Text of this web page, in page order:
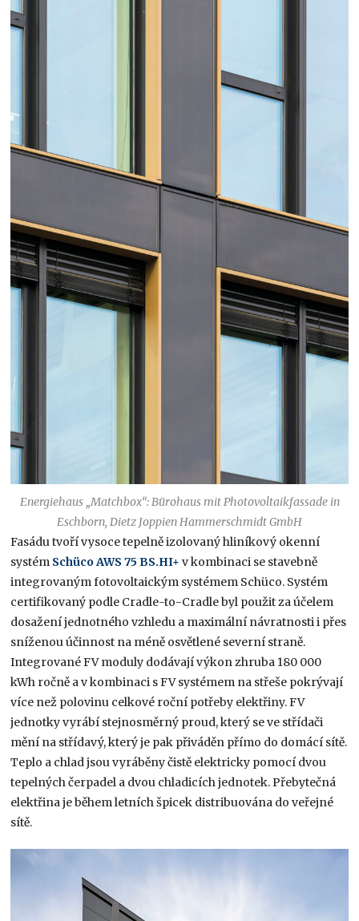
Energiehaus „Matchbox“: Bürohaus mit Photovoltaikfassade in
Eschborn, Dietz Joppien Hammerschmidt GmbH
Fasádu tvoří vysoce tepelně izolovaný hliníkový okenní
systém Schüco AWS 75 BS.HI+ v kombinaci se stavebně
integrovaným fotovoltaickým systémem Schüco. Systém
certifikovaný podle Cradle-to-Cradle byl použit za účelem
dosažení jednotného vzhledu a maximální návratnosti i přes
sníženou účinnost na méně osvětlené severní straně.
Integrované FV moduly dodávají výkon zhruba 180 000
kWh ročně a v kombinaci s FV systémem na střeše pokrývají
více než polovinu celkové roční potřeby elektřiny. FV
jednotky vyrábí stejnosměrný proud, který se ve střídači
mění na střídavý, který je pak přiváděn přímo do domácí sítě.
Teplo a chlad jsou vyráběny čistě elektricky pomocí dvou
tepelných čerpadel a dvou chladicích jednotek. Přebytečná
elektřina je během letních špicek distribuována do veřejné
sítě.